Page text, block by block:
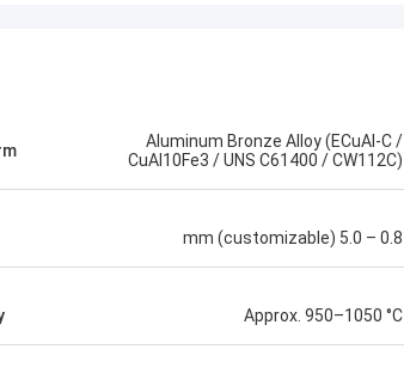
Aluminum Bronze Alloy (ECuAl-C /
CuAl10Fe3 / UNS C61400 / CW112C)
0.8 – 5.0 mm (customizable)
Approx. 950–1050 °C